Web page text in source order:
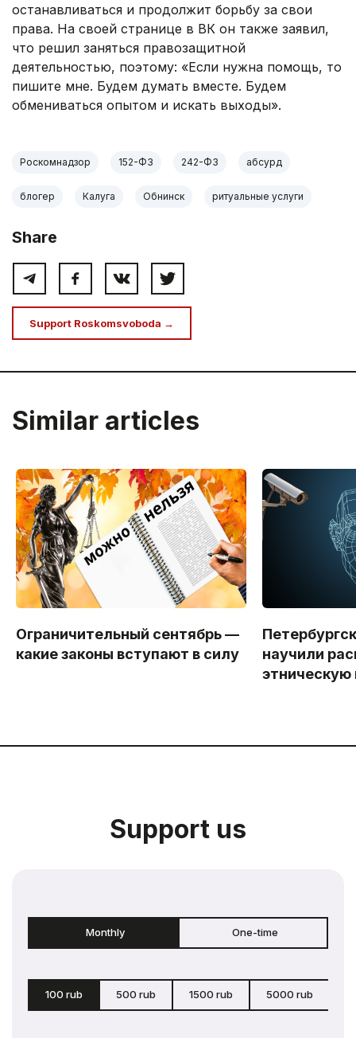
останавливаться и продолжит борьбу за свои
права. На своей странице в ВК он также заявил,
что решил заняться правозащитной
деятельностью, поэтому: «Если нужна помощь, то
пишите мне. Будем думать вместе. Будем
обмениваться опытом и искать выходы».
Роскомнадзор 152-ФЗ 242-ФЗ абсурд
блогер Калуга Обнинск ритуальные услуги
Share
Support Roskomsvoboda →
Similar articles
Ограничительный сентябрь —
какие законы вступают в силу
научили
Support us
Monthly One-time
100 rub 500 rub 1500 rub 5000 rub